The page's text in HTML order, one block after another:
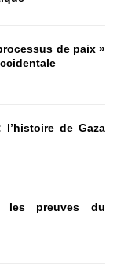
de paix »
de Gaza
les preuves du